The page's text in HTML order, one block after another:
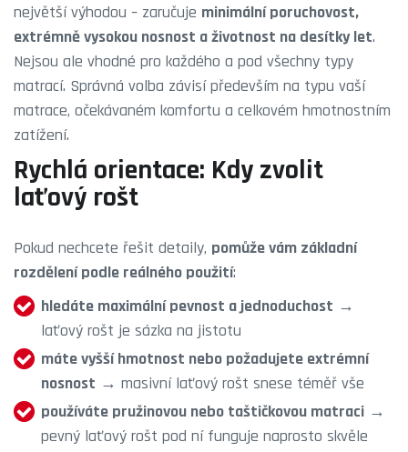
největší výhodou – zaručuje minimální poruchovost,
extrémně vysokou nosnost a životnost na desítky let.
Nejsou ale vhodné pro každého a pod všechny typy
matrací. Správná volba závisí především na typu vaší
matrace, očekávaném komfortu a celkovém hmotnostním
zatížení.
Rychlá orientace: Kdy zvolit
laťový rošt
Pokud nechcete řešit detaily, pomůže vám základní
rozdělení podle reálného použití:
hledáte maximální pevnost a jednoduchost →
laťový rošt je sázka na jistotu
máte vyšší hmotnost nebo požadujete extrémní
nosnost → masivní laťový rošt snese téměř vše
používáte pružinovou nebo taštičkovou matraci →
pevný laťový rošt pod ní funguje naprosto skvěle